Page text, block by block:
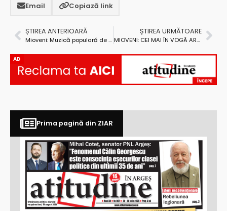
Email Copiază link
ȘTIREA ANTERIOARĂ
Mioveni: Muzică populară de calitate la Târgul de Crăciun
ȘTIREA URMĂTOARE
MIOVENI: CEI MAI ÎN VOGĂ ARTIȘTI CÂNTĂ LA TÂRGUL DE CRĂCIUN
AD
Prima pagină din ZIAR